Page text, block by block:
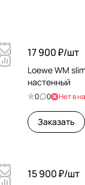
17 900 ₽/шт
Loewe WM
настенный
0 0 Нет в
Заказать
15 900 ₽/шт